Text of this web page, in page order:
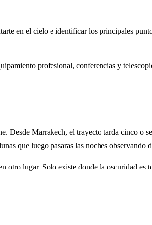
en el cielo e identificar los principales
profesional, conferencias y
Marrakech, el trayecto tarda cinco o
que luego pasaras las noches observando
otro lugar. Solo existe donde la oscuridad es